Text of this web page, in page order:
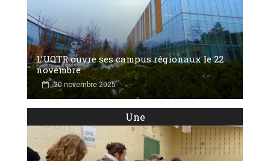
L’UQTR ouvre ses campus régionaux le 22
novembre
20 novembre 2025
Une